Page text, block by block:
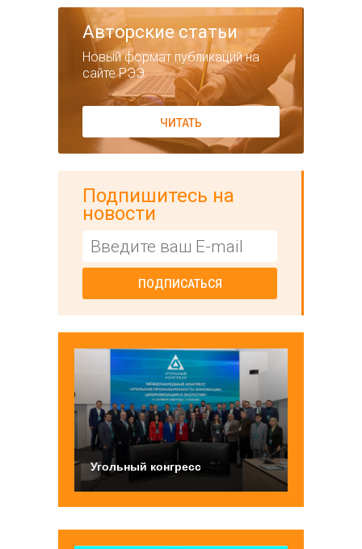
Авторские статьи
Новый формат публикаций на
сайте РЭЭ
ЧИТАТЬ
Подпишитесь на
новости
ПОДПИСАТЬСЯ
Угольный конгресс